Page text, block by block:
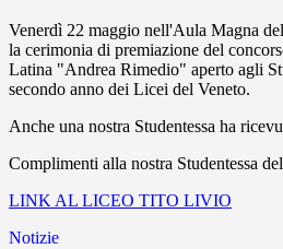
Venerdì 22 maggio nell'Aula Magna
la cerimonia di premiazione del
Latina "Andrea Rimedio" aperto agli
secondo anno dei Licei del Veneto.
Anche una nostra Studentessa ha
Complimenti alla nostra Studentessa
LINK AL LICEO TITO LIVIO
Notizie